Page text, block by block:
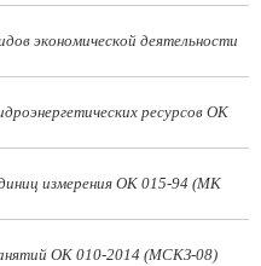
экономической деятельности
ресурсов ОК
измерения ОК 015-94 (МК
ОК 010-2014 (МСКЗ-08)